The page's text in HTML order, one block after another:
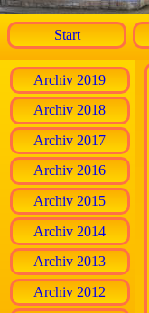
Start
Archiv 2019
Archiv 2018
Archiv 2017
Archiv 2016
Archiv 2015
Archiv 2014
Archiv 2013
Archiv 2012